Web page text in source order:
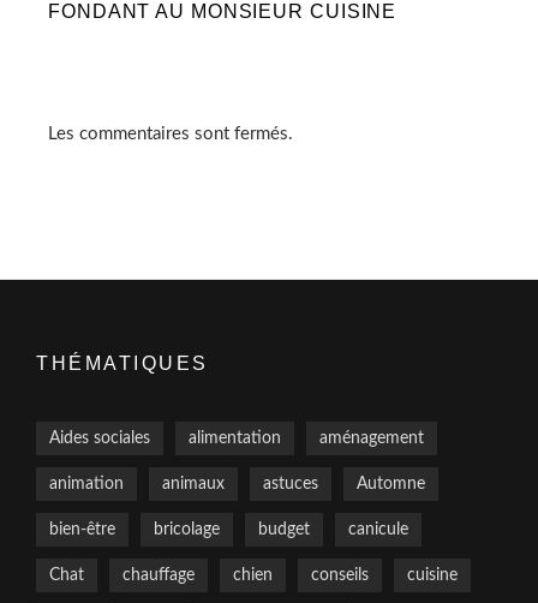
FONDANT AU MONSIEUR CUISINE
Les commentaires sont fermés.
THÉMATIQUES
Aides sociales alimentation aménagement
animation animaux astuces Automne
bien-être bricolage budget canicule
Chat chauffage chien conseils cuisine